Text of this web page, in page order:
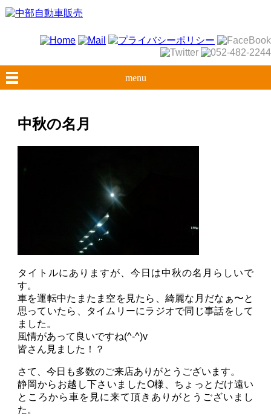
menu
中秋の名月
タイトルにありますが、今日は中秋の名月らしいで
す。
車を運転中たまたま空を見たら、綺麗な月だなぁ〜と
思っていたら、タイムリーにラジオで同じ事話をして
ました。
風情があって良いですね(^-^)v
皆さん見ました！？
さて、今日も多数のご来店ありがとうございます。
静岡からお越し下さいましたO様、ちょっとだけ遠い
ところから車を見に来て頂きありがとうございまし
た。